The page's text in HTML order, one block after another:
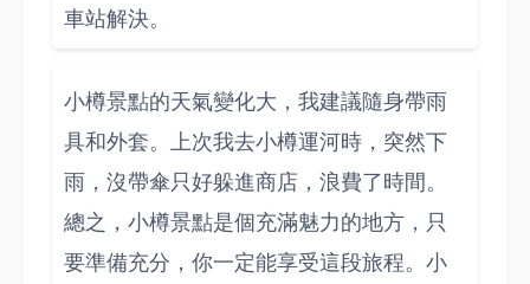
車站解決。
小樽景點的天氣變化大，我建議隨身帶雨
具和外套。上次我去小樽運河時，突然下
雨，沒帶傘只好躲進商店，浪費了時間。
總之，小樽景點是個充滿魅力的地方，只
要準備充分，你一定能享受這段旅程。小